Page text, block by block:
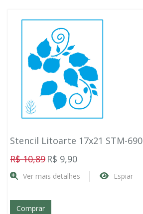
Stencil Litoarte 17x21 STM-690
R$ 10,89 R$ 9,90
Ver mais detalhes Espiar
Comprar